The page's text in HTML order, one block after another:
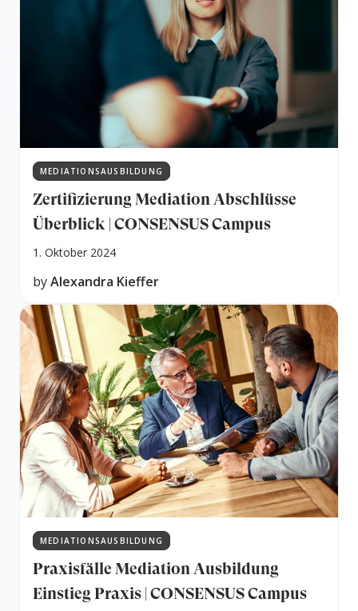
MEDIATIONSAUSBILDUNG
Zertifizierung Mediation Abschlüsse
Überblick | CONSENSUS Campus
1. Oktober 2024
byAlexandra Kieffer
MEDIATIONSAUSBILDUNG
Praxisfälle Mediation Ausbildung
Einstieg Praxis | CONSENSUS Campus